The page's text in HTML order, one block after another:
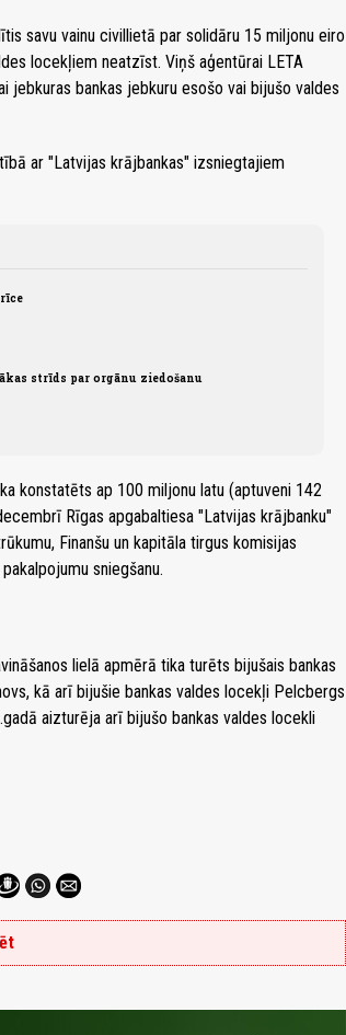
savu vainu civillietā par solidāru 15 miljonu eiro
locekļiem neatzīst. Viņš aģentūrai LETA
bankas jebkuru esošo vai bijušo valdes
ar "Latvijas krājbankas" izsniegtajiem
strīds par orgānu ziedošanu
konstatēts ap 100 miljonu latu (aptuveni 142
Rīgas apgabaltiesa "Latvijas krājbanku"
Finanšu un kapitāla tirgus komisijas
sniegšanu.
lielā apmērā tika turēts bijušais bankas
kā arī bijušie bankas valdes locekļi Pelcbergs
aizturēja arī bijušo bankas valdes locekli